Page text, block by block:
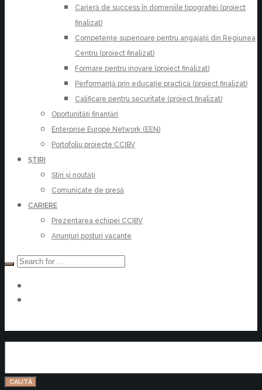
Carieră de success în domeniile tipografiei (proiect
finalizat)
Competențe superioare pentru angajații din Regiunea
Centru (proiect finalizat)
Formare pentru inovare (proiect finalizat)
Performanță prin educație practică (proiect finalizat)
Calificare pentru securitate (proiect finalizat)
Oportunități finanțări
Enterprise Europe Network (EEN)
Portofoliu proiecte CCIBV
ȘTIRI
Știri și noutăți
Comunicate de presă
CARIERE
Prezentarea echipei CCIBV
Anunțuri posturi vacante